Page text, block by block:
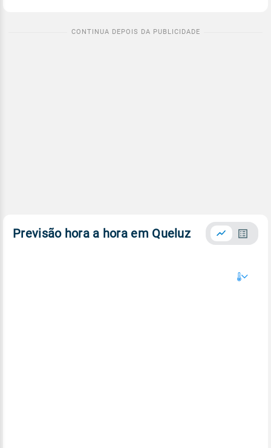
Previsão hora a hora em Queluz